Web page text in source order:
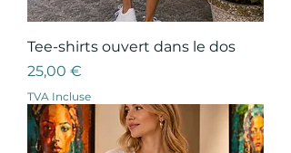
Tee-shirts ouvert dans le dos
Prix
25,00 €
TVA Incluse